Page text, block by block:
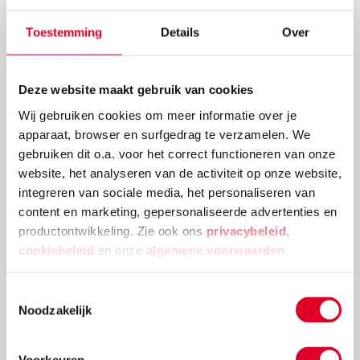
Toestemming Details Over
Deze website maakt gebruik van cookies
Wij gebruiken cookies om meer informatie over je
apparaat, browser en surfgedrag te verzamelen. We
gebruiken dit o.a. voor het correct functioneren van onze
website, het analyseren van de activiteit op onze website,
integreren van sociale media, het personaliseren van
content en marketing, gepersonaliseerde advertenties en
productontwikkeling. Zie ook ons privacybeleid
cookiebeleid en onze algemene voorwaarden
Noodzakelijk
Knutselidee: kerstballenboom maken
Deze kerstballenboom is een echte eyecatcher! Plak
verschillende groottes van kerstballen en
versieringen aan elkaar tot deze mooie
kerstballenboom ontstaat!